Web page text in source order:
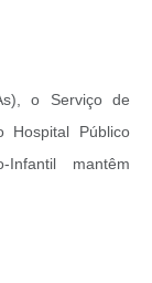
o Serviço de
Hospital Público
mantêm